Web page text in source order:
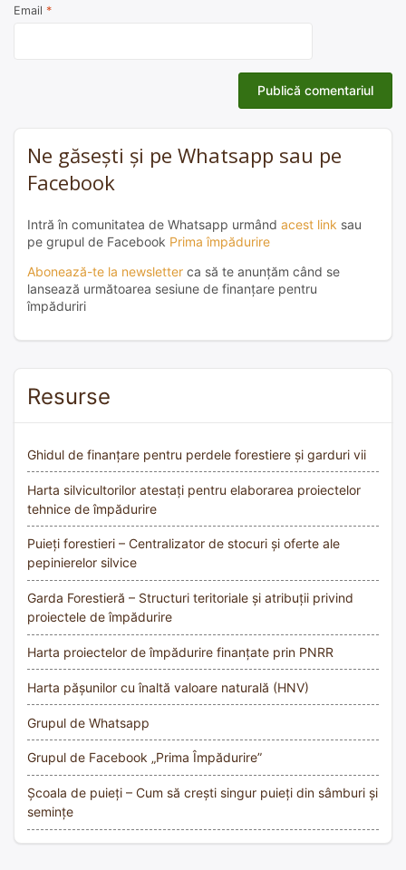
Email *
Ne găsești și pe Whatsapp sau pe
Facebook
Intră în comunitatea de Whatsapp urmând acest link sau
pe grupul de Facebook Prima împădurire
Abonează-te la newsletter ca să te anunțăm când se
lansează următoarea sesiune de finanțare pentru
împăduriri
Resurse
Ghidul de finanțare pentru perdele forestiere și garduri vii
Harta silvicultorilor atestați pentru elaborarea proiectelor
tehnice de împădurire
Puieți forestieri – Centralizator de stocuri și oferte ale
pepinierelor silvice
Garda Forestieră – Structuri teritoriale și atribuții privind
proiectele de împădurire
Harta proiectelor de împădurire finanțate prin PNRR
Harta pășunilor cu înaltă valoare naturală (HNV)
Grupul de Whatsapp
Grupul de Facebook „Prima Împădurire”
Școala de puieți – Cum să crești singur puieți din sâmburi și
semințe